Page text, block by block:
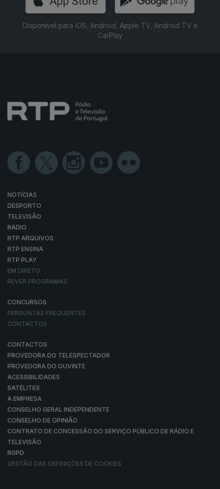
Disponível para iOS, Android, Apple TV, Android TV e
CarPlay
NOTÍCIAS
DESPORTO
TELEVISÃO
RÁDIO
RTP ARQUIVOS
RTP ENSINA
RTP PLAY
EM DIRETO
REVER PROGRAMAS
CONCURSOS
PERGUNTAS FREQUENTES
CONTACTOS
CONTACTOS
PROVEDORA DO TELESPECTADOR
PROVEDORA DO OUVINTE
ACESSIBILIDADES
SATÉLITES
A EMPRESA
CONSELHO GERAL INDEPENDENTE
CONSELHO DE OPINIÃO
CONTRATO DE CONCESSÃO DO SERVIÇO PÚBLICO DE RÁDIO E
TELEVISÃO
RGPD
GESTÃO DAS DEFINIÇÕES DE COOKIES